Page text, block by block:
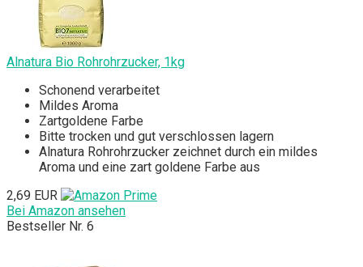
Alnatura Bio Rohrohrzucker, 1kg
Schonend verarbeitet
Mildes Aroma
Zartgoldene Farbe
‎Bitte trocken und gut verschlossen lagern
Alnatura Rohrohrzucker zeichnet durch ein mildes
Aroma und eine zart goldene Farbe aus
2,69 EUR
Bei Amazon ansehen
Bestseller Nr. 6